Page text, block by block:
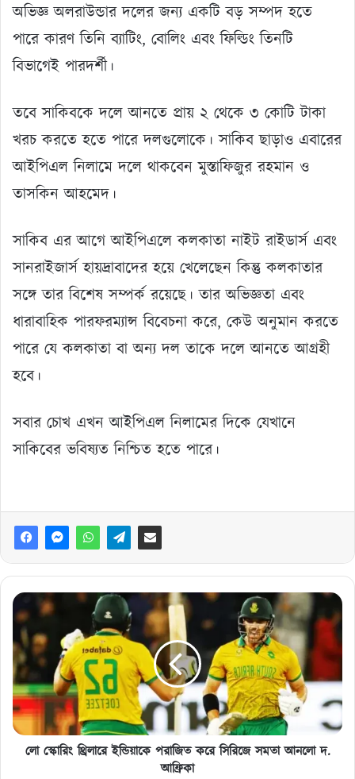
অভিজ্ঞ অলরাউন্ডার দলের জন্য একটি বড় সম্পদ হতে
পারে কারণ তিনি ব্যাটিং, বোলিং এবং ফিল্ডিং তিনটি
বিভাগেই পারদর্শী।
তবে সাকিবকে দলে আনতে প্রায় ২ থেকে ৩ কোটি টাকা
খরচ করতে হতে পারে দলগুলোকে। সাকিব ছাড়াও এবারের
আইপিএল নিলামে দলে থাকবেন মুস্তাফিজুর রহমান ও
তাসকিন আহমেদ।
সাকিব এর আগে আইপিএলে কলকাতা নাইট রাইডার্স এবং
সানরাইজার্স হায়দ্রাবাদের হয়ে খেলেছেন কিন্তু কলকাতার
সঙ্গে তার বিশেষ সম্পর্ক রয়েছে। তার অভিজ্ঞতা এবং
ধারাবাহিক পারফরম্যান্স বিবেচনা করে, কেউ অনুমান করতে
পারে যে কলকাতা বা অন্য দল তাকে দলে আনতে আগ্রহী
হবে।
সবার চোখ এখন আইপিএল নিলামের দিকে যেখানে
সাকিবের ভবিষ্যত নিশ্চিত হতে পারে।
লো
স্কোরিং
থ্রিলারে
ইন্ডিয়াকে
পরাজিত
করে
সিরিজে
সমতা
আনলো
লো স্কোরিং থ্রিলারে ইন্ডিয়াকে পরাজিত করে সিরিজে সমতা আনলো দ.
আফ্রিকা